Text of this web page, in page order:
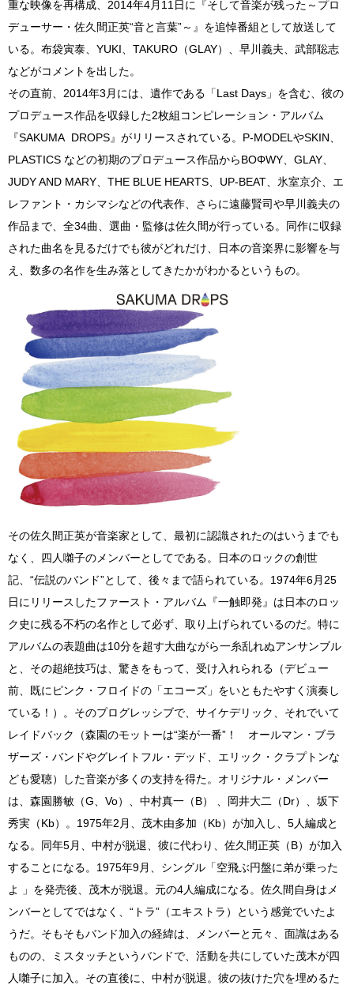
重な映像を再構成、2014年4月11日に『そして音楽が残った～プロ
デューサー・佐久間正英“音と言葉”～』を追悼番組として放送して
いる。布袋寅泰、YUKI、TAKURO（GLAY）、早川義夫、武部聡志
などがコメントを出した。
その直前、2014年3月には、遺作である「Last Days」を含む、彼の
プロデュース作品を収録した2枚組コンピレーション・アルバム
『SAKUMA DROPS』がリリースされている。P-MODELやSKIN、
PLASTICS などの初期のプロデュース作品からBOΦWY、GLAY、
JUDY AND MARY、THE BLUE HEARTS、UP-BEAT、氷室京介、エ
レファント・カシマシなどの代表作、さらに遠藤賢司や早川義夫の
作品まで、全34曲、選曲・監修は佐久間が行っている。同作に収録
された曲名を見るだけでも彼がどれだけ、日本の音楽界に影響を与
え、数多の名作を生み落としてきたかがわかるというもの。
その佐久間正英が音楽家として、最初に認識されたのはいうまでも
なく、四人囃子のメンバーとしてである。日本のロックの創世
記、“伝説のバンド”として、後々まで語られている。1974年6月25
日にリリースしたファースト・アルバム『一触即発』は日本のロッ
ク史に残る不朽の名作として必ず、取り上げられているのだ。特に
アルバムの表題曲は10分を超す大曲ながら一糸乱れぬアンサンブル
と、その超絶技巧は、驚きをもって、受け入れられる（デビュー
前、既にピンク・フロイドの「エコーズ」をいともたやすく演奏し
ている！）。そのプログレッシブで、サイケデリック、それでいて
レイドバック（森園のモットーは“楽が一番”！ オールマン・ブラ
ザーズ・バンドやグレイトフル・デッド、エリック・クラプトンな
ども愛聴）した音楽が多くの支持を得た。オリジナル・メンバー
は、森園勝敏（G、Vo）、中村真一（B） 、岡井大二（Dr）、坂下
秀実（Kb）。1975年2月、茂木由多加（Kb）が加入し、5人編成と
なる。同年5月、中村が脱退、彼に代わり、佐久間正英（B）が加入
することになる。1975年9月、シングル「空飛ぶ円盤に弟が乗った
よ 」を発売後、茂木が脱退。元の4人編成になる。佐久間自身はメ
ンバーとしてではなく、“トラ”（エキストラ）という感覚でいたよ
うだ。そもそもバンド加入の経緯は、メンバーと元々、面識はある
ものの、ミスタッチというバンドで、活動を共にしていた茂木が四
人囃子に加入。その直後に、中村が脱退。彼の抜けた穴を埋めるた